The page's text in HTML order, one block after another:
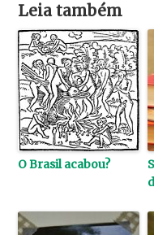
Leia também
O Brasil acabou?